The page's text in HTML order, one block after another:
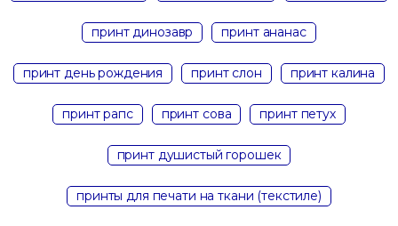
принт динозавр принт ананас
принт день рождения принт слон принт калина
принт рапс принт сова принт петух
принт душистый горошек
принты для печати на ткани (текстиле)